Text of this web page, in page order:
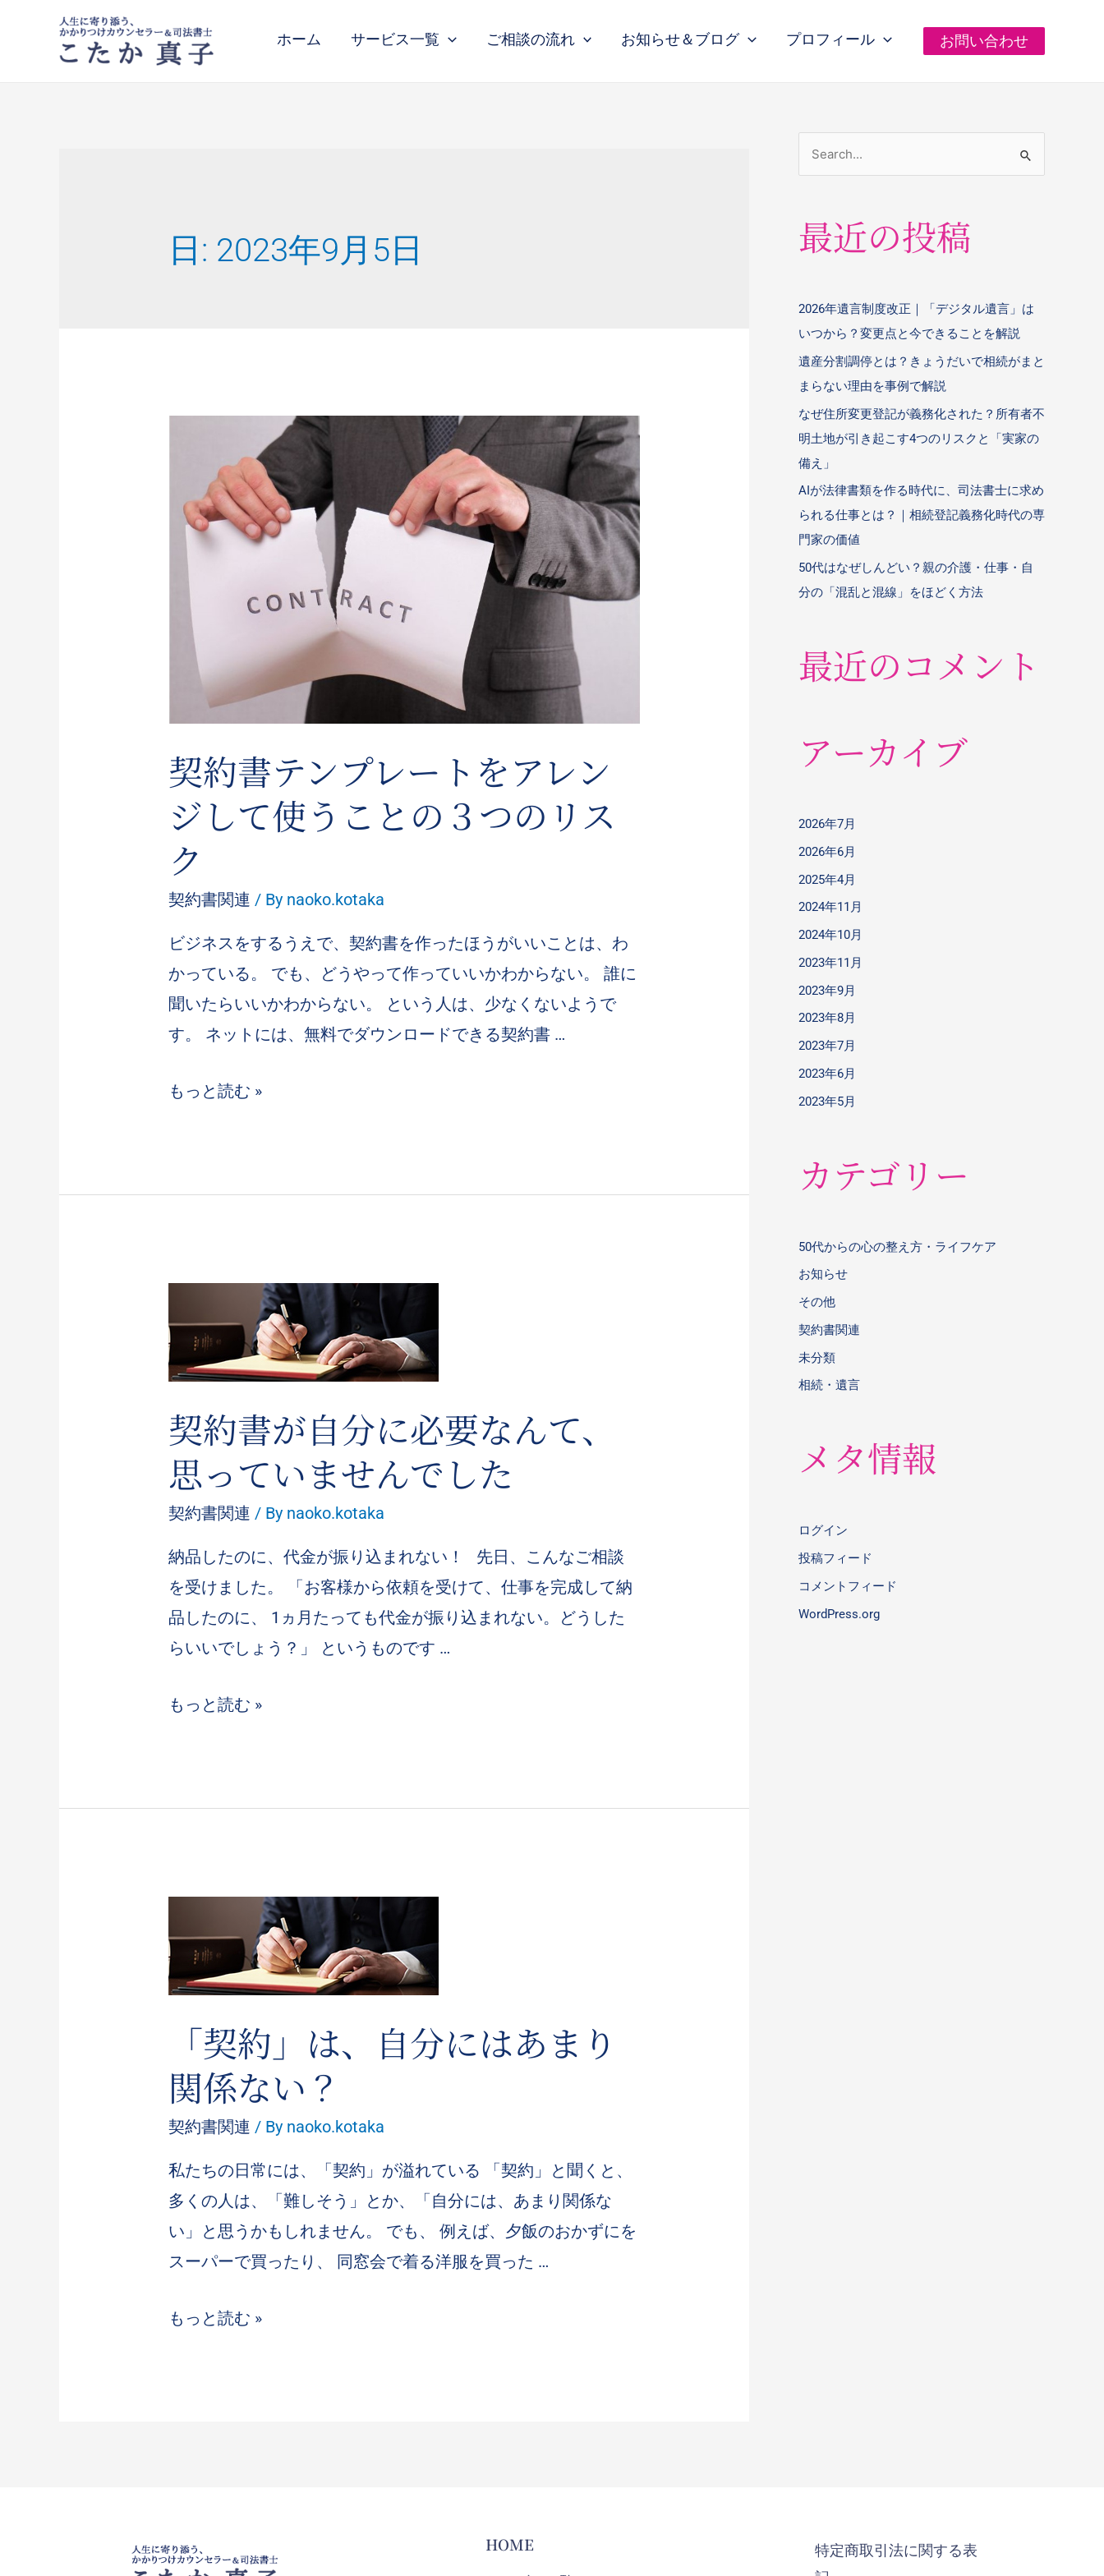
ホーム サービス一覧 ご相談の流れ お知らせ＆ブログ プロフィール お問い合わせ
日: 2023年9月5日
契約書テンプレートをアレン
ジして使うことの３つのリス
ク
契約書関連 / By naoko.kotaka
ビジネスをするうえで、契約書を作ったほうがいいことは、わ
かっている。 でも、どうやって作っていいかわからない。 誰に
聞いたらいいかわからない。 という人は、少なくないようで
す。 ネットには、無料でダウンロードできる契約書 …
もっと読む »
契約書が自分に必要なんて、
思っていませんでした
契約書関連 / By naoko.kotaka
納品したのに、代金が振り込まれない！ 先日、こんなご相談
を受けました。 「お客様から依頼を受けて、仕事を完成して納
品したのに、 1ヵ月たっても代金が振り込まれない。どうした
らいいでしょう？」 というものです …
もっと読む »
「契約」は、自分にはあまり
関係ない？
契約書関連 / By naoko.kotaka
私たちの日常には、「契約」が溢れている 「契約」と聞くと、
多くの人は、「難しそう」とか、「自分には、あまり関係な
い」と思うかもしれません。 でも、 例えば、夕飯のおかずにを
スーパーで買ったり、 同窓会で着る洋服を買った …
もっと読む »
最近の投稿
2026年遺言制度改正｜「デジタル遺言」は
いつから？変更点と今できることを解説
遺産分割調停とは？きょうだいで相続がまと
まらない理由を事例で解説
なぜ住所変更登記が義務化された？所有者不
明土地が引き起こす4つのリスクと「実家の
備え」
AIが法律書類を作る時代に、司法書士に求め
られる仕事とは？｜相続登記義務化時代の専
門家の価値
50代はなぜしんどい？親の介護・仕事・自
分の「混乱と混線」をほどく方法
最近のコメント
アーカイブ
2026年7月
2026年6月
2025年4月
2024年11月
2024年10月
2023年11月
2023年9月
2023年8月
2023年7月
2023年6月
2023年5月
カテゴリー
50代からの心の整え方・ライフケア
お知らせ
その他
契約書関連
未分類
相続・遺言
メタ情報
ログイン
投稿フィード
コメントフィード
WordPress.org
HOME
特定商取引法に関する表